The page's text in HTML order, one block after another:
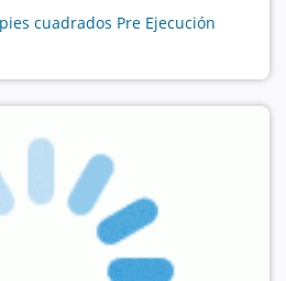
cuadrados Pre Ejecución